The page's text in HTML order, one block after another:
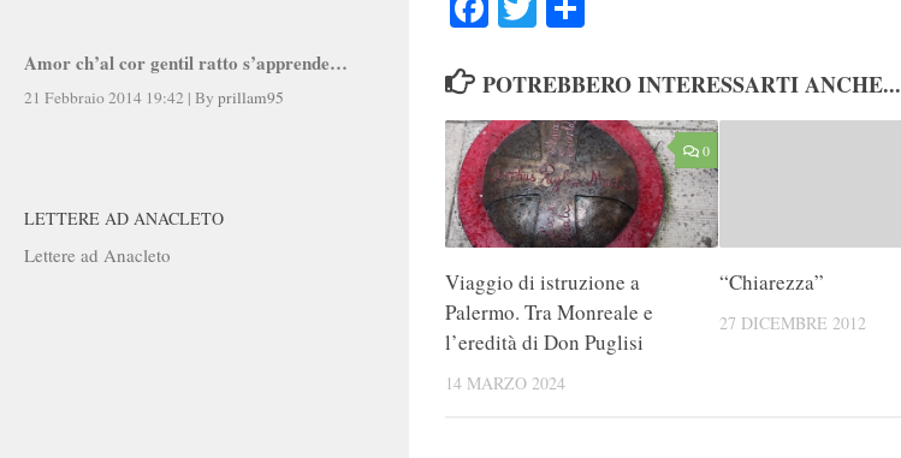
POTREBBERO INTERESSARTI ANCHE...
0
Viaggio di istruzione a
Palermo. Tra Monreale e
l’eredità di Don Puglisi
14 MARZO 2024
“Chiarezza”
27 DICEMBRE 2012
Amor ch’al cor gentil ratto s’apprende…
21 Febbraio 2014 19:42 | By prillam95
LETTERE AD ANACLETO
Lettere ad Anacleto